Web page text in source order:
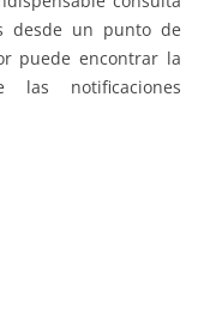
desde un punto de
puede encontrar la
notificaciones